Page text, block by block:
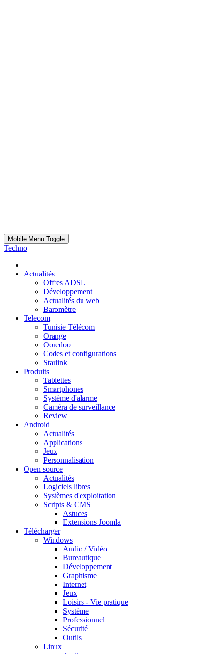
Mobile Menu Toggle
Techno
Actualités
Offres ADSL
Développement
Actualités du web
Baromètre
Telecom
Tunisie Télécom
Orange
Ooredoo
Codes et configurations
Starlink
Produits
Tablettes
Smartphones
Système d'alarme
Caméra de surveillance
Review
Android
Actualités
Applications
Jeux
Personnalisation
Open source
Actualités
Logiciels libres
Systèmes d'exploitation
Scripts & CMS
Astuces
Extensions Joomla
Télécharger
Windows
Audio / Vidéo
Bureautique
Développement
Graphisme
Internet
Jeux
Loisirs - Vie pratique
Système
Professionnel
Sécurité
Outils
Linux